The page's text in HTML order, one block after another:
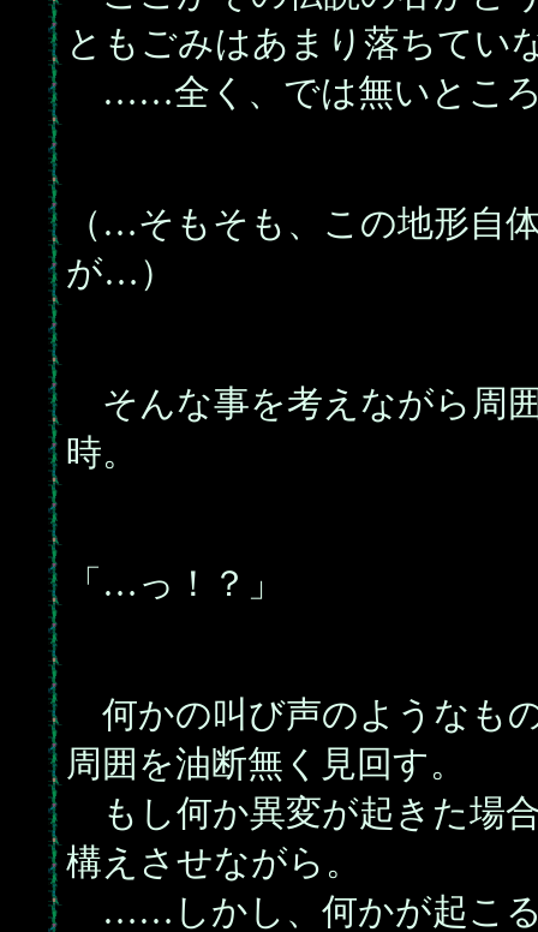
ともごみはあまり落ちてい
……全く、では無いところ
（…そもそも、この地形自
が…）
そんな事を考えながら周
時。
「…っ！？」
何かの叫び声のようなも
周囲を油断無く見回す。
もし何か異変が起きた場
構えさせながら。
……しかし、何かが起こる